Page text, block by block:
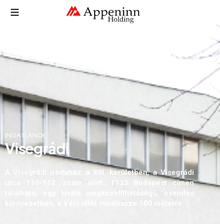
INGAT LANOK
Visegrádi
A Visegrádi irodaház a XIII. kerületben, a Visegrádi
utca 110-112. szám alatt, 1133 Budapest címen
található, egy kiváló megközelíthetőségű, csendes
környezetben, a Váci úttól mindössze 100 méterre.